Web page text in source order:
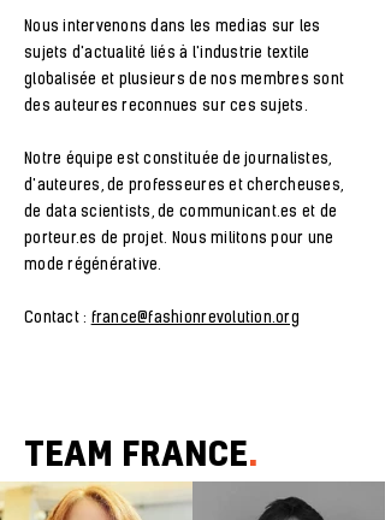
Nous intervenons dans les medias sur les
sujets d'actualité liés à l'industrie textile
globalisée et plusieurs de nosmembres sont
des auteures reconnues sur cessujets.
Notre équipe est constituée dejournalistes,
d'auteures, de professeures et chercheuses,
de data scientists, de communicant.es et de
porteur.es de projet. Nous militons pour une
moderégénérative.
Contact : france@fashionrevolution.org
TEAM FRANCE.